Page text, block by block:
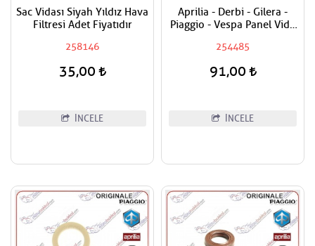
Sac Vidası Siyah Yıldız Hava
Filtresi Adet Fiyatıdır
258146
35,00
İNCELE
Aprilia - Derbi - Gilera -
Piaggio - Vespa Panel Vida
254485
91,00
İNCELE